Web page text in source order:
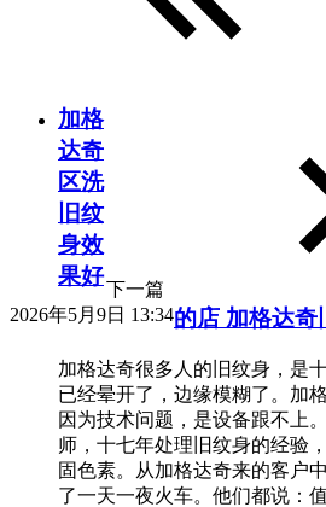
下一篇
2026年5月9日 13:34
加格
达奇
区洗
旧纹
身效
果好
的店 加格达奇
加格达奇很多人的旧纹身，是
已经晕开了，边缘模糊了。加
因为技术问题，是设备跟不上
师，十七年处理旧纹身的经验
固色素。从加格达奇来的客户
了一天一夜火车。他们都说：值